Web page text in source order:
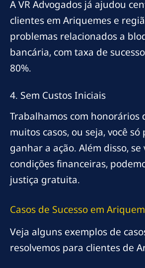
A VR Advogados já ajudou
clientes em Ariquemes e
problemas relacionados a
bancária, com taxa de
80%.
4. Sem Custos Iniciais
Trabalhamos com honorários
muitos casos, ou seja, você só
ganhar a ação. Além disso,
condições financeiras,
justiça gratuita.
Casos de Sucesso em
Veja alguns exemplos de
resolvemos para clientes de